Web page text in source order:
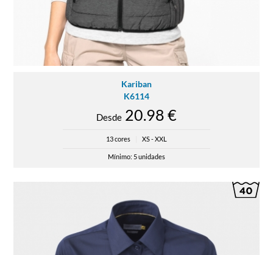
Kariban
K6114
Desde 20.98 €
13 cores XS - XXL
Mínimo: 5 unidades